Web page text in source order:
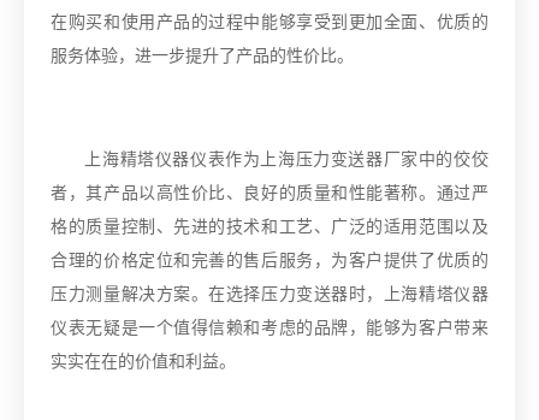
在购买和使用产品的过程中能够享受到更加全面、优质的
服务体验，进一步提升了产品的性价比。
上海精塔仪器仪表作为上海压力变送器厂家中的佼佼
者，其产品以高性价比、良好的质量和性能著称。通过严
格的质量控制、先进的技术和工艺、广泛的适用范围以及
合理的价格定位和完善的售后服务，为客户提供了优质的
压力测量解决方案。在选择压力变送器时，上海精塔仪器
仪表无疑是一个值得信赖和考虑的品牌，能够为客户带来
实实在在的价值和利益。